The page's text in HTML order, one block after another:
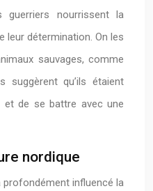
nourrissent la
leur détermination. On les
sauvages, comme
qu’ils étaient
et de se battre avec une
nordique
profondément influencé la